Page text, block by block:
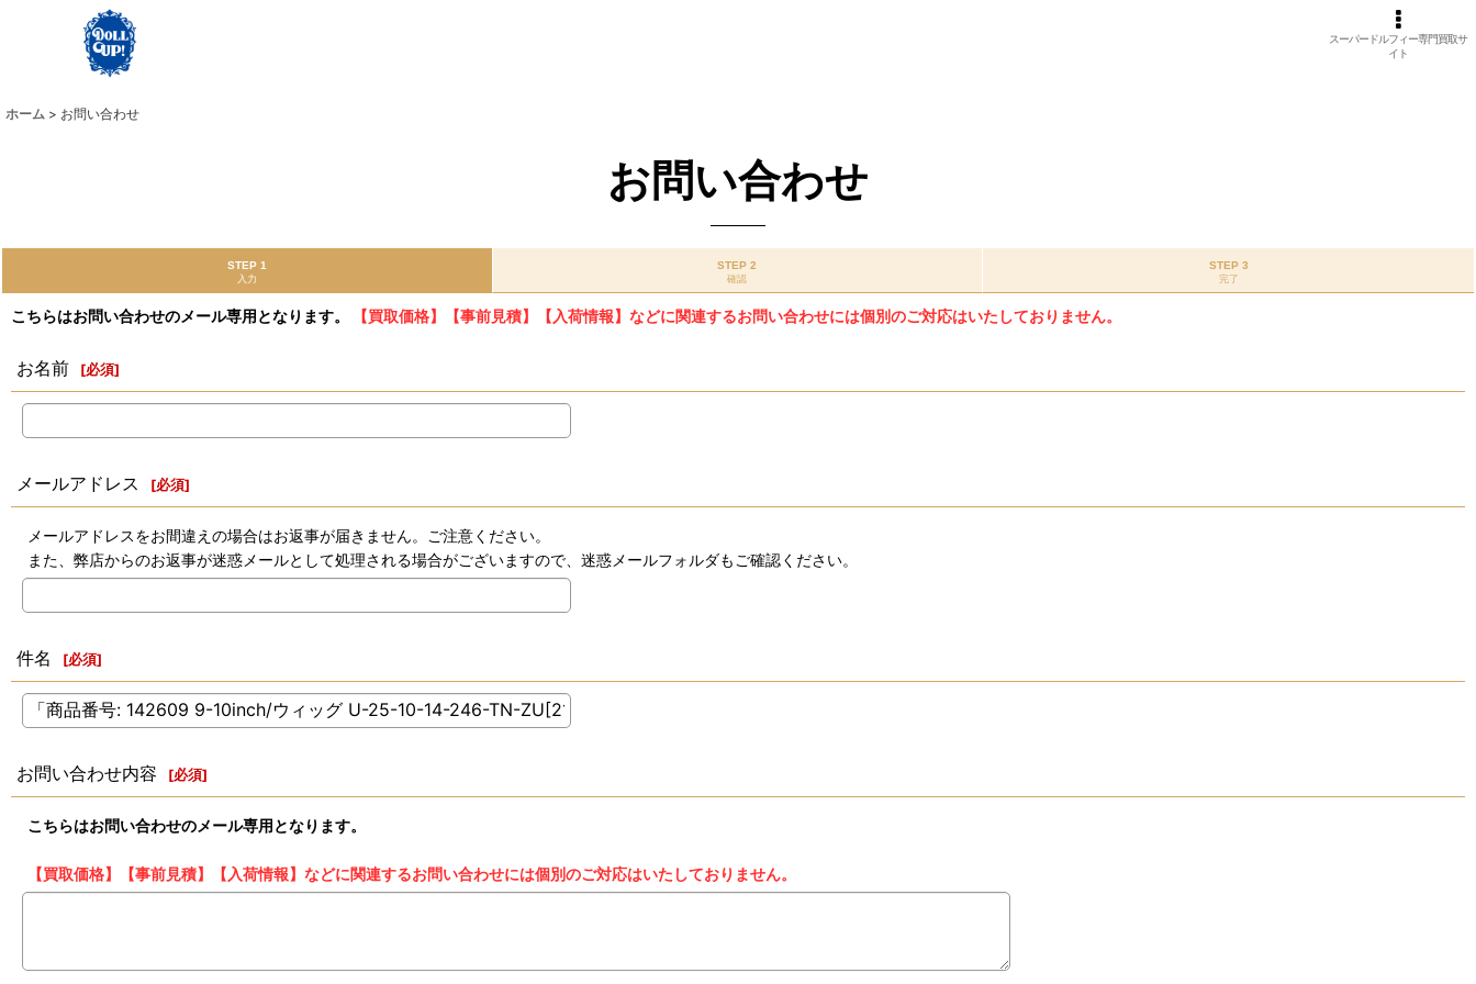
スーパードルフィー専門買取サ
イト
ホーム > お問い合わせ
お問い合わせ
STEP 1
入力
STEP 2
確認
STEP 3
完了
こちらはお問い合わせのメール専用となります。 【買取価格】【事前見積】【入荷情報】などに関連するお問い合わせには個別のご対応はいたしておりません。
お名前 [必須]
メールアドレス [必須]
メールアドレスをお間違えの場合はお返事が届きません。ご注意ください。
また、弊店からのお返事が迷惑メールとして処理される場合がございますので、迷惑メールフォルダもご確認ください。
件名 [必須]
お問い合わせ内容 [必須]
こちらはお問い合わせのメール専用となります。
【買取価格】【事前見積】【入荷情報】などに関連するお問い合わせには個別のご対応はいたしておりません。